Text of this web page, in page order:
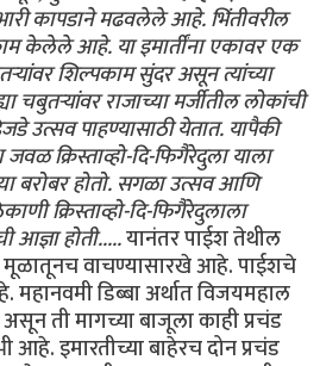
कापडाने मढवलेले आहे. भिंतीवरील
केलेले आहे. या इमार्तींना एकावर एक
शिल्पकाम सुंदर असून त्यांच्या
चबुतर्‍यांवर राजाच्या मर्जीतील लोकांची
उत्सव पाहण्यासाठी येतात. यापैकी
क्रिस्ताव्हो-दि-फिगैरेदुला याला
बरोबर होतो. सगळा उत्सव आणि
क्रिस्ताव्हो-दि-फिगैरेदुलाला
आज्ञा होती.....यानंतर पाईश तेथील
मूळातूनच वाचण्यासारखे आहे. पाईशचे
डिब्बा अर्थात विजयमहाल
ती मागच्या बाजूला काही प्रचंड
आहे. इमारतीच्या बाहेरच दोन प्रचंड